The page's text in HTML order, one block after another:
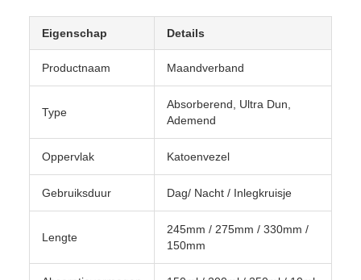
Eigenschap Details
Productnaam Maandverband
Type
Absorberend, Ultra Dun,
Ademend
Oppervlak Katoenvezel
Gebruiksduur Dag/ Nacht / Inlegkruisje
Lengte
245mm / 275mm / 330mm /
150mm